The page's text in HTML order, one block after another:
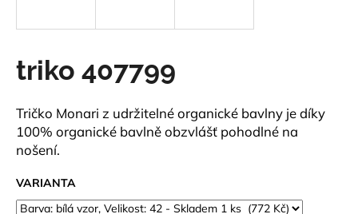
triko 407799
Tričko Monari z udržitelné organické bavlny je díky
100% organické bavlně obzvlášť pohodlné na
nošení.
VARIANTA
í
t
?